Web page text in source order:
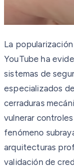
La
YouTube ha
sistemas de
especializados
cerraduras
vulnerar
fenómeno
arquitecturas
validación de